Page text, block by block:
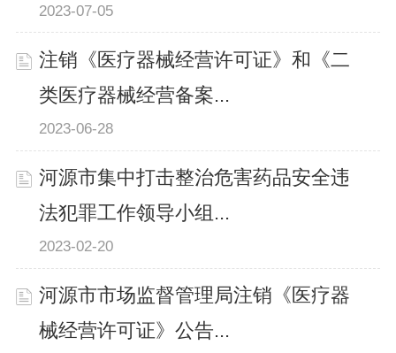
2023-07-05
注销《医疗器械经营许可证》和《二
类医疗器械经营备案...
2023-06-28
河源市集中打击整治危害药品安全违
法犯罪工作领导小组...
2023-02-20
河源市市场监督管理局注销《医疗器
械经营许可证》公告...